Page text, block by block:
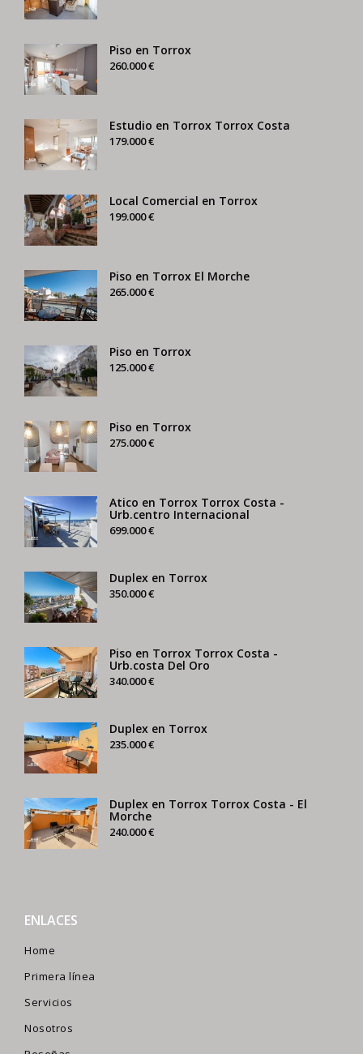
Piso en Torrox
260.000 €
Estudio en Torrox Torrox Costa
179.000 €
Local Comercial en Torrox
199.000 €
Piso en Torrox El Morche
265.000 €
Piso en Torrox
125.000 €
Piso en Torrox
275.000 €
Atico en Torrox Torrox Costa -
Urb.centro Internacional
699.000 €
Duplex en Torrox
350.000 €
Piso en Torrox Torrox Costa -
Urb.costa Del Oro
340.000 €
Duplex en Torrox
235.000 €
Duplex en Torrox Torrox Costa - El
Morche
240.000 €
ENLACES
Home
Primera línea
Servicios
Nosotros